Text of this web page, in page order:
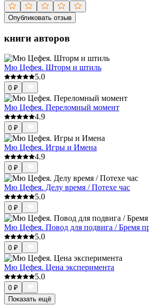
Опубликовать отзыв
книги авторов
Мю Цефея. Шторм и штиль
5.0
0 ₽
Мю Цефея. Переломный момент
4.9
0 ₽
Мю Цефея. Игры и Имена
4.9
0 ₽
Мю Цефея. Делу время / Потехе час
5.0
0 ₽
Мю Цефея. Повод для подвига / Бремя
5.0
0 ₽
Мю Цефея. Цена эксперимента
5.0
0 ₽
Показать ещё